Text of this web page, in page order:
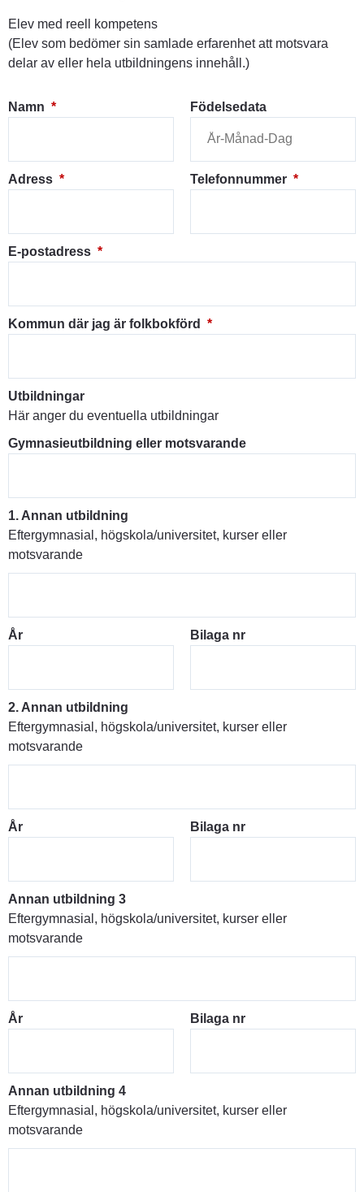
Elev med reell kompetens
(Elev som bedömer sin samlade erfarenhet att motsvara
delar av eller hela utbildningens innehåll.)
Namn *(obligatorisk) Födelsedata
Adress *(obligatorisk) Telefonnummer *
E-postadress *(obligatorisk)
Kommun där jag är folkbokförd *(obligatorisk)
Utbildningar
Här anger du eventuella utbildningar
Gymnasieutbildning eller motsvarande
1. Annan utbildning
Eftergymnasial, högskola/universitet, kurser eller
motsvarande
År Bilaga nr
2. Annan utbildning
Eftergymnasial, högskola/universitet, kurser eller
motsvarande
År Bilaga nr
Annan utbildning 3
Eftergymnasial, högskola/universitet, kurser eller
motsvarande
År Bilaga nr
Annan utbildning 4
Eftergymnasial, högskola/universitet, kurser eller
motsvarande